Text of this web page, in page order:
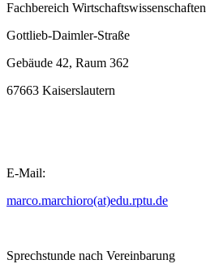
Fachbereich Wirtschaftswissenschaften
Gottlieb-Daimler-Straße
Gebäude 42, Raum 362
67663 Kaiserslautern
E-Mail:
marco.marchioro(at)edu.rptu.de
Sprechstunde nach Vereinbarung